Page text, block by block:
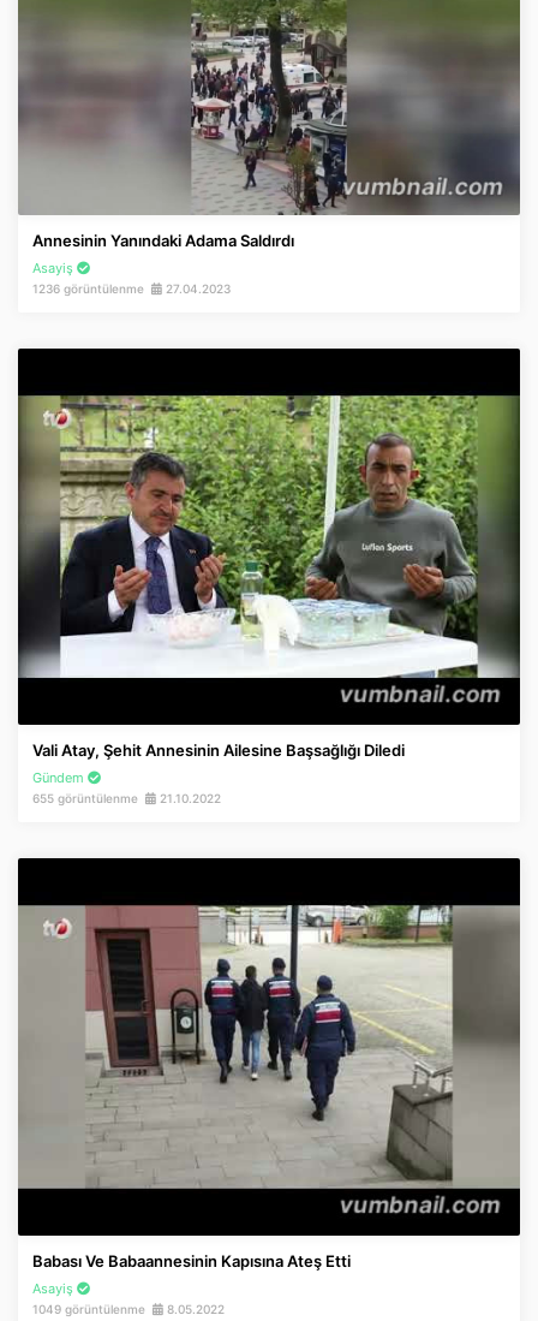
Annesinin Yanındaki Adama Saldırdı
Asayiş
1236 görüntülenme 27.04.2023
Vali Atay, Şehit Annesinin Ailesine Başsağlığı Diledi
Gündem
655 görüntülenme 21.10.2022
Babası Ve Babaannesinin Kapısına Ateş Etti
Asayiş
1049 görüntülenme 8.05.2022